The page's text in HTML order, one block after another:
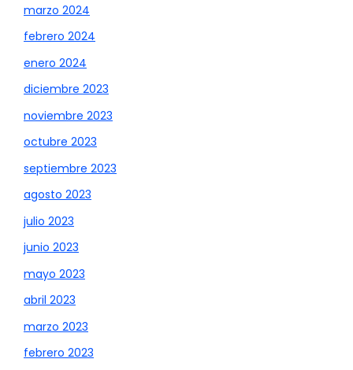
marzo 2024
febrero 2024
enero 2024
diciembre 2023
noviembre 2023
octubre 2023
septiembre 2023
agosto 2023
julio 2023
junio 2023
mayo 2023
abril 2023
marzo 2023
febrero 2023